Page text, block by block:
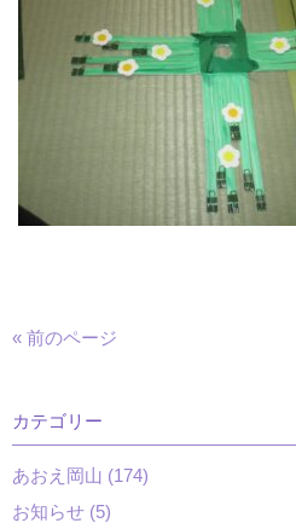
« 前のページ
カテゴリー
あおえ岡山 (174)
お知らせ (5)